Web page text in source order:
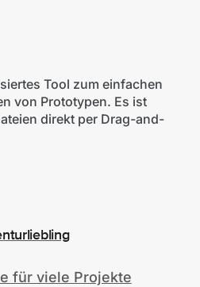
Tool zum einfachen
von Prototypen. Es ist
direkt per Drag-and-
für viele Projekte